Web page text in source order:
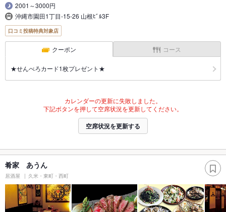
2001～3000円
沖縄市園田1丁目-15-26 山根ﾋﾞﾙ3F
口コミ投稿特典対象店
クーポン コース
★せんべろカード1枚プレゼント★
カレンダーの更新に失敗しました。
下記ボタンを押して空席状況を更新してください。
空席状況を更新する
肴家 あうん
居酒屋 久米・東町・西町